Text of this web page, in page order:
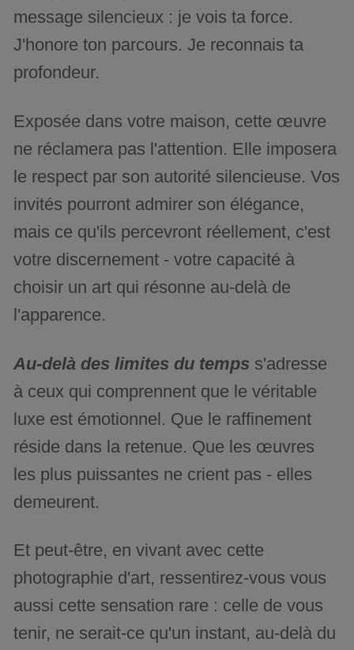
message silencieux : je vois ta force.
J'honore ton parcours. Je reconnais ta
profondeur.
Exposée dans votre maison, cette œuvre
ne réclamera pas l'attention. Elle imposera
le respect par son autorité silencieuse. Vos
invités pourront admirer son élégance,
mais ce qu'ils percevront réellement, c'est
votre discernement - votre capacité à
choisir un art qui résonne au-delà de
l'apparence.
Au-delà des limites du temps s'adresse
à ceux qui comprennent que le véritable
luxe est émotionnel. Que le raffinement
réside dans la retenue. Que les œuvres
les plus puissantes ne crient pas - elles
demeurent.
Et peut-être, en vivant avec cette
photographie d'art, ressentirez-vous vous
aussi cette sensation rare : celle de vous
tenir, ne serait-ce qu'un instant, au-delà du